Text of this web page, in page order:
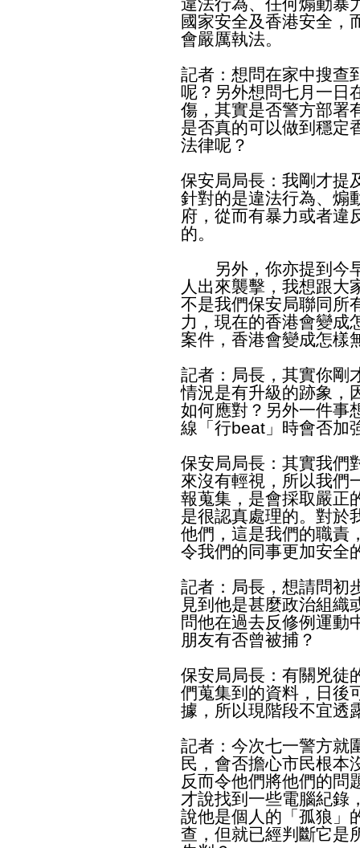
國家安全及香港安全，
會嚴厲執法。
記者：想問在家中搜查
呢？另外想問七月一日
傷，其實是否警方部署
是否真的可以做到穩定
法律呢？
保安局局長：我剛才提
針對的是違法行為、煽
府，從而有暴力或者違
的。
另外，你亦提到今早
人出來襲擊，我想跟大
不是我們保安局聯同所
力，現在的香港會變成
案件，香港會變成怎樣
記者：局長，其實你剛
情況是有升級的跡象，
如何應對？另外一件事
線「行beat」時會否加
保安局局長：其實我們
來沒有輕視，所以我們
報蒐集，是會採取嚴正
是很認真處理的。對於
他們，這是我們的職責
令我們的同事更加安全
記者：局長，想請問初
見到他是甚麼政治組織
問他在過去反修例運動
朋友有否曾被捕？
保安局局長：有關兇徒
們蒐集到的資料，日後
據，所以現階段不宜透
記者：今次七一警方就
民，會否擔心市民根本
反而令他們將他們的問
才說找到一些電腦紀錄
說他是個人的「孤狼」
查，但就已經判斷它是